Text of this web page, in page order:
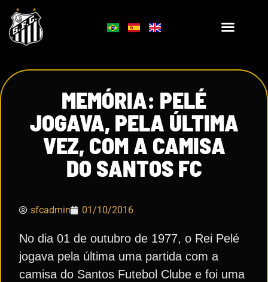
MEMÓRIA: PELÉ
JOGAVA, PELA ÚLTIMA
VEZ, COM A CAMISA
DO SANTOS FC
sfcadmin 01/10/2016
No dia 01 de outubro de 1977, o Rei Pelé
jogava pela última uma partida com a
camisa do Santos Futebol Clube e foi uma